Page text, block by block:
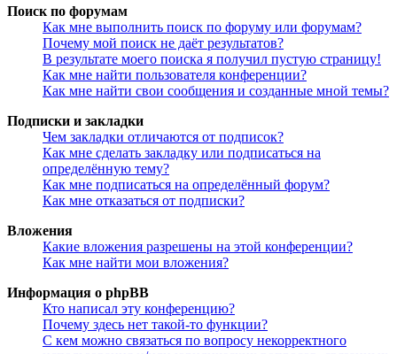
Поиск по форумам
Как мне выполнить поиск по форуму или форумам?
Почему мой поиск не даёт результатов?
В результате моего поиска я получил пустую страницу!
Как мне найти пользователя конференции?
Как мне найти свои сообщения и созданные мной темы?
Подписки и закладки
Чем закладки отличаются от подписок?
Как мне сделать закладку или подписаться на
определённую тему?
Как мне подписаться на определённый форум?
Как мне отказаться от подписки?
Вложения
Какие вложения разрешены на этой конференции?
Как мне найти мои вложения?
Информация о phpBB
Кто написал эту конференцию?
Почему здесь нет такой-то функции?
С кем можно связаться по вопросу некорректного